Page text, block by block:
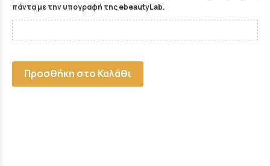
πάντα με την υπογραφή της ebeautyLab.
Προσθήκη στο Καλάθι